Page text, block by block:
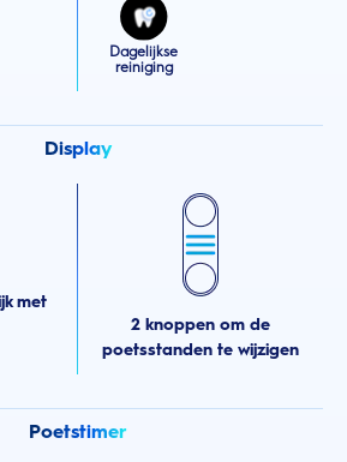
Dagelijkse
reiniging
Display
met
2 knoppen om de
poetsstanden te wijzigen
Poetstimer